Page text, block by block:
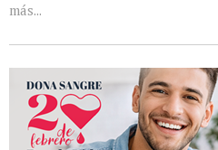
más...